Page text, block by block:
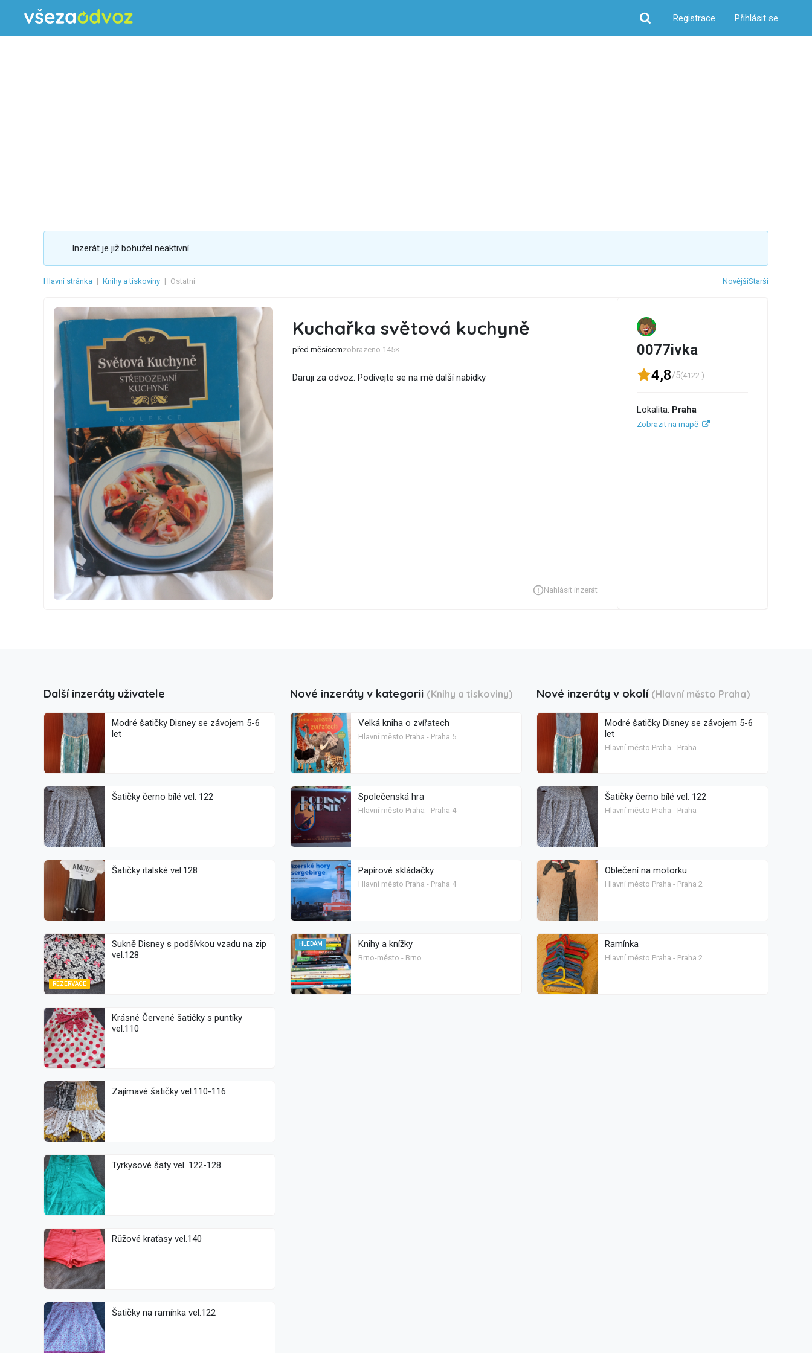
Hledat
Registrace Přihlásit se
Inzerát je již bohužel neaktivní.
Hlavní stránka | Knihy a tiskoviny | Ostatní NovějšíStarší
Kuchařka světová kuchyně
před měsícemzobrazeno 145×
Daruji za odvoz. Podívejte se na mé další nabídky
Nahlásit inzerát
0077ivka
4,8/5(4122 )
Lokalita: Praha
Zobrazit na mapě
Další inzeráty uživatele
Modré šatičky Disney se závojem 5-6
let
Šatičky černo bílé vel. 122
Šatičky italské vel.128
REZERVACE
Sukně Disney s podšívkou vzadu na zip
vel.128
Krásné Červené šatičky s puntíky
vel.110
Zajímavé šatičky vel.110-116
Tyrkysové šaty vel. 122-128
Růžové kraťasy vel.140
Šatičky na ramínka vel.122
Nové inzeráty v kategorii (Knihy a tiskoviny)
Velká kniha o zvířatech
Hlavní město Praha - Praha 5
Společenská hra
Hlavní město Praha - Praha 4
Papírové skládačky
Hlavní město Praha - Praha 4
HLEDÁM Knihy a knížky
Brno-město - Brno
Nové inzeráty v okolí (Hlavní město Praha)
Modré šatičky Disney se závojem 5-6
let
Hlavní město Praha - Praha
Šatičky černo bílé vel. 122
Hlavní město Praha - Praha
Oblečení na motorku
Hlavní město Praha - Praha 2
Ramínka
Hlavní město Praha - Praha 2